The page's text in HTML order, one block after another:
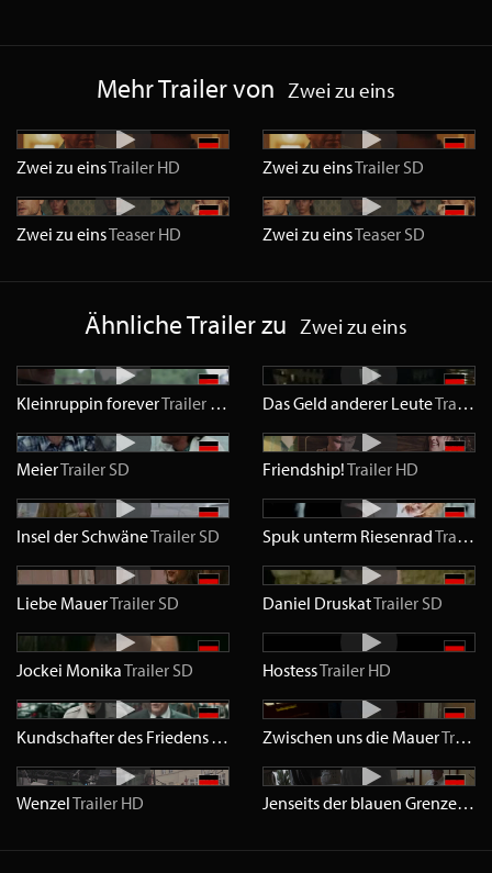
Mehr Trailer von Zwei zu eins
Zwei zu einsTrailer HD Zwei zu einsTrailer SD
Zwei zu einsTeaser HD Zwei zu einsTeaser SD
Ähnliche Trailer zu Zwei zu eins
Kleinruppin foreverTrailer HD Das Geld anderer LeuteTrailer
MeierTrailer SD Friendship!Trailer HD
Insel der SchwäneTrailer SD Spuk unterm RiesenradTrailer
Liebe MauerTrailer SD Daniel DruskatTrailer SD
Jockei MonikaTrailer SD HostessTrailer HD
Kundschafter des Friedens
Trailer HD
Zwischen uns die MauerTrailer
WenzelTrailer HD Jenseits der blauen Grenze